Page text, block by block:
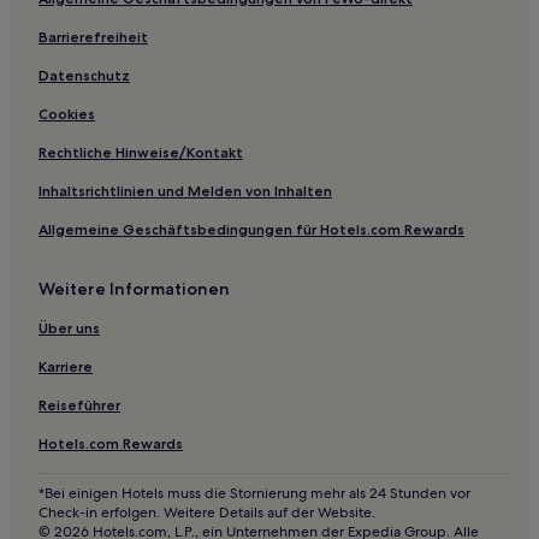
Auburn Hotels
Lecompton Hotels
Reading Hotels
Wetmore Hotels
Lake Quivira: Hotels
Hotels nahe Fort Leavenworth
Silver Lake Hotels
Admire Hotels
Clearview City: Hotels
Hotels nahe Village West
Hotels nahe Sac and Fox Casino
St. George Hotels
Leavenworth Hotels
Kansas: Hotels
Barrierefreiheit
Datenschutz
Cookies
Rechtliche Hinweise/Kontakt
Inhaltsrichtlinien und Melden von Inhalten
Allgemeine Geschäftsbedingungen für Hotels.com Rewards
Weitere Informationen
Über uns
Karriere
Reiseführer
Hotels.com Rewards
*Bei einigen Hotels muss die Stornierung mehr als 24 Stunden vor
Check-in erfolgen. Weitere Details auf der Website.
© 2026 Hotels.com, L.P., ein Unternehmen der Expedia Group. Alle